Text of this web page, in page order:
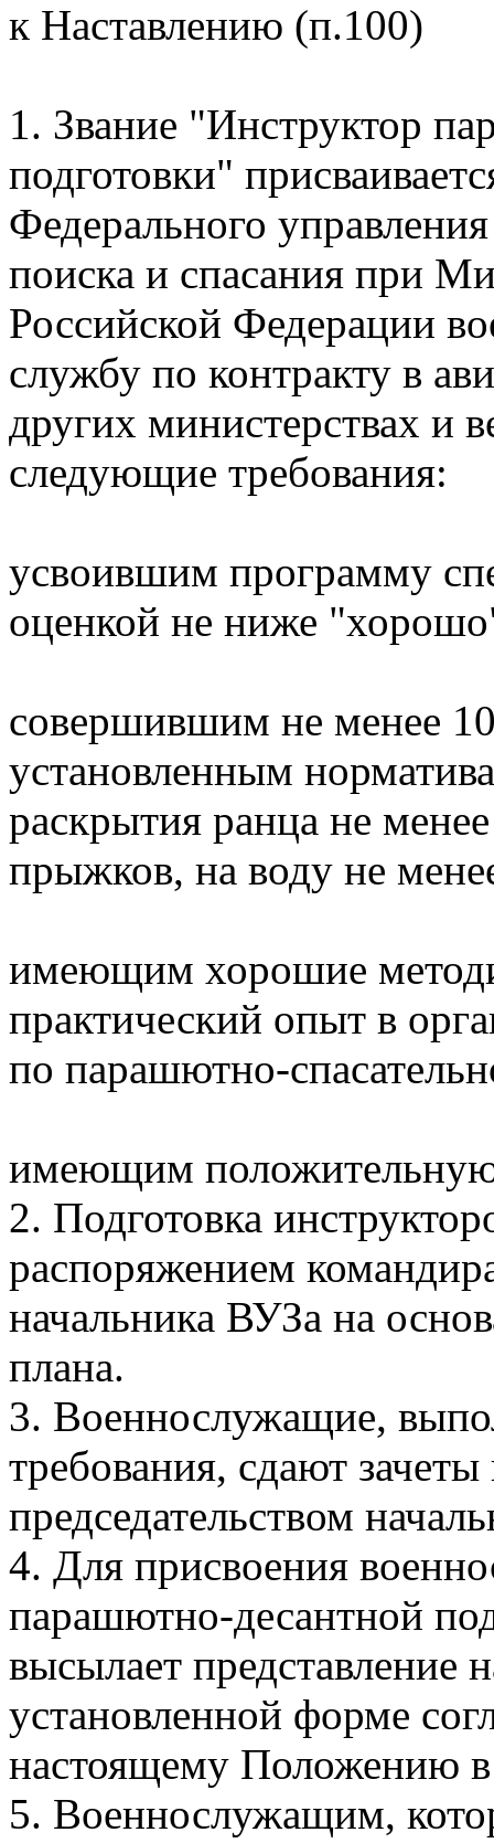
к Наставлению (п.100)
1. Звание "Инструктор
подготовки"
Федерального
поиска и спасания при
Российской Федерации
службу по контракту в
других министерствах и
следующие требования:
усвоившим программу
оценкой не ниже
совершившим не менее
установленным
раскрытия ранца не
прыжков, на воду не
имеющим хорошие
практический опыт в
по парашютно-
имеющим положительную
2. Подготовка
распоряжением
начальника ВУЗа на
плана.
3. Военнослужащие,
требования, сдают
председательством
4. Для присвоения
парашютно-десантной
высылает представление
установленной форме
настоящему Положению
5. Военнослужащим,